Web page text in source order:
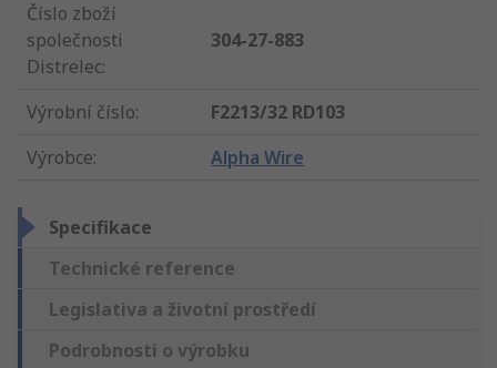
Číslo zboží
společnosti
Distrelec:
304-27-883
Výrobní číslo:
F2213/32 RD103
Výrobce: Alpha Wire
Specifikace
Technické reference
Legislativa a životní prostředí
Podrobnosti o výrobku